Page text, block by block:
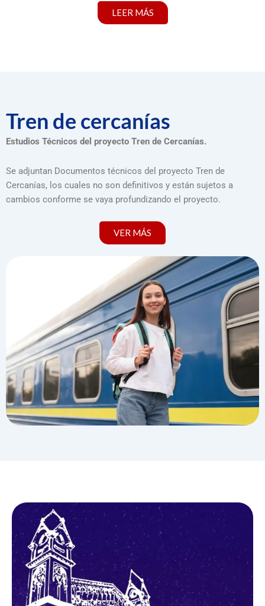
LEER MÁS
Tren de cercanías
Estudios Técnicos del proyecto Tren de Cercanías.
Se adjuntan Documentos técnicos del proyecto Tren de
Cercanías, los cuales no son definitivos y están sujetos a
cambios conforme se vaya profundizando el proyecto.
VER MÁS